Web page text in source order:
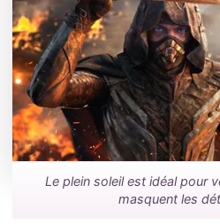
Le plein soleil est idéal pour
masquent les